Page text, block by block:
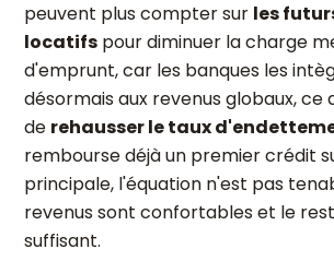
peuvent plus compter sur les
locatifs pour diminuer la charge
d'emprunt, car les banques les
désormais aux revenus globaux, ce
de rehausser le taux
rembourse déjà un premier crédit
principale, l'équation n'est pas
revenus sont confortables et le
suffisant.